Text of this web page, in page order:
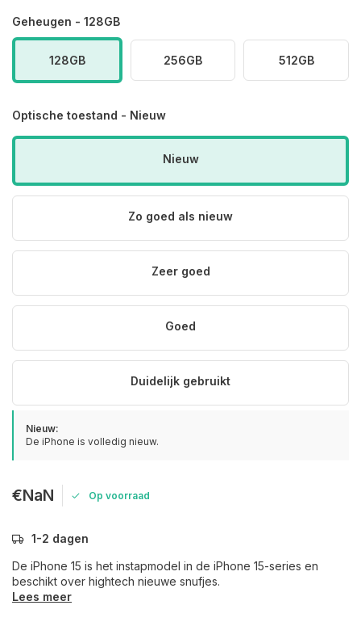
Geheugen - 128GB
128GB 256GB 512GB
Optische toestand - Nieuw
Nieuw
Zo goed als nieuw
Zeer goed
Goed
Duidelijk gebruikt
Nieuw:
De iPhone is volledig nieuw.
€NaN Op voorraad
1-2 dagen
De iPhone 15 is het instapmodel in de iPhone 15-series en
beschikt over hightech nieuwe snufjes.
Lees meer